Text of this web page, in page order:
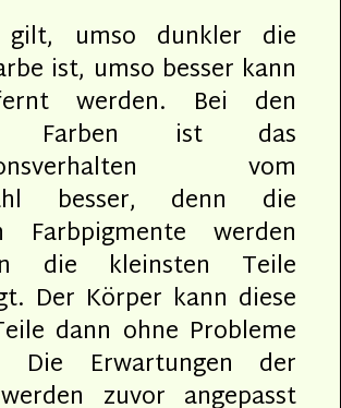
gilt, umso dunkler die
ist, umso besser kann
werden. Bei den
Farben ist das
vom
besser, denn die
Farbpigmente werden
die kleinsten Teile
Der Körper kann diese
dann ohne Probleme
Die Erwartungen der
zuvor angepasst